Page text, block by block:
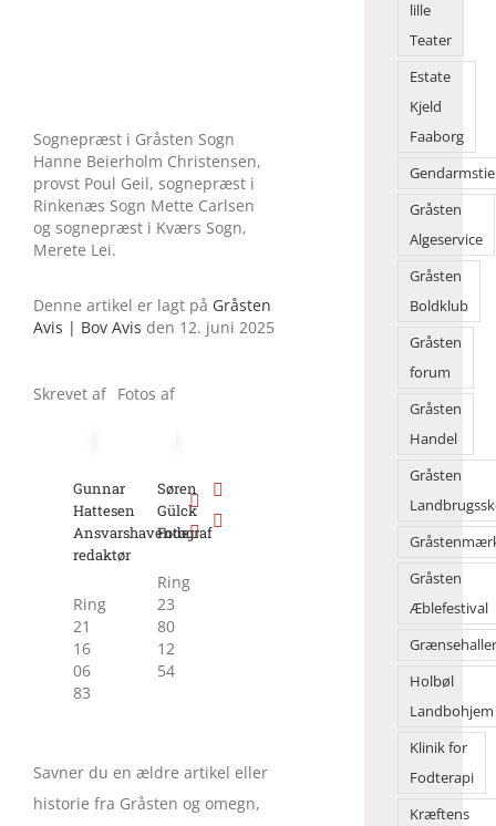
Sognepræst i Gråsten Sogn
Hanne Beierholm Christensen,
provst Poul Geil, sognepræst i
Rinkenæs Sogn Mette Carlsen
og sognepræst i Kværs Sogn,
Merete Lei.
Denne artikel er lagt på Gråsten
Avis | Bov Avis den 12. juni 2025
Skrevet af
Gunnar
Hattesen
Ansvarshavende
redaktør
Ring
21
16
06
83
Fotos af
Søren
Gülck
Fotograf
Ring
23
80
12
54
Savner du en ældre artikel eller
historie fra Gråsten og omegn,
lille
Teater
Estate
Kjeld
Faaborg
Gråsten
Algeservice
Gråsten
Boldklub
Gråsten
forum
Gråsten
Handel
Gråsten
Gråsten
Æblefestival
Holbøl
Landbohjem
Klinik for
Fodterapi
Kræftens